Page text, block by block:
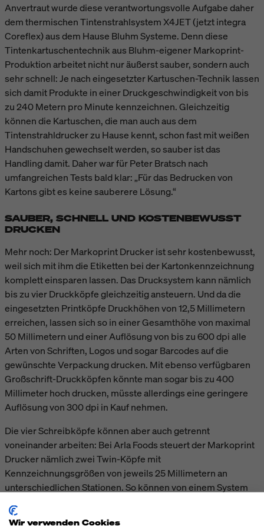
Anvertraut wurde diese verantwortungsvolle Aufgabe daher
dem thermischen Tintenstrahlsystem X4JET (jetzt integra
Coreflex) aus dem Hause Bluhm Systeme. Denn diese
Tintenkartuschentechnik aus Bluhm-eigener Markoprint-
Produktion arbeitet nicht nur äußerst sauber, sondern auch
sehr schnell: Je nach eingesetzter Kartuschen-Technik lassen
sich damit Produkte in einer Druckgeschwindigkeit von bis
zu 240 Metern pro Minute kennzeichnen. Gleichzeitig
können die Kartuschen, die man auch aus dem
Tintenstrahldrucker zu Hause kennt, schon fast mit weißen
Handschuhen gewechselt werden, so sauber ist das
Handling damit. Daher war für Peter Bratsch nach
umfangreichen Tests bald klar: „Für das Bedrucken von
Kartons gibt es keine sauberere Lösung.“
SAUBER, SCHNELL UND KOSTENBEWUSST
DRUCKEN
Mehr noch: Der Markoprint Drucker ist sehr kostenbewusst,
weil sich mit ihm die Etiketten bei der Kartonkennzeichnung
komplett einsparen lassen. Das Drucksystem kann nämlich
bis zu vier Druckköpfe gleichzeitig ansteuern. Und da die
eingesetzten Printköpfe Druckhöhen von 12,5 Millimetern
erreichen, lassen sich so in einer Gesamthöhe von maximal
50 Millimetern und einer Auflösung von bis zu 600 dpi alle
Arten von Schriften, Logos und sogar Barcodes auf die
gewünschte Verpackung drucken. Mit ebenso verfügbaren
Großschrift-Druckköpfen könnte man sogar bis zu 400
Millimeter hoch drucken, müsste allerdings eine geringere
Auflösung von 300 dpi in Kauf nehmen.
Die vier Schreibköpfe können aber auch getrennt
voneinander arbeiten: Bei Arla Foods steuert der Markoprint
Drucker nämlich zwei Twin-Köpfe mit
Kennzeichnungsgrößen von jeweils 25 Millimetern an
unterschiedlichen Stationen. So können von einem System
Haltbarkeitsdatum und Chargeninfo bedruckt werden. Und
Wir verwenden Cookies